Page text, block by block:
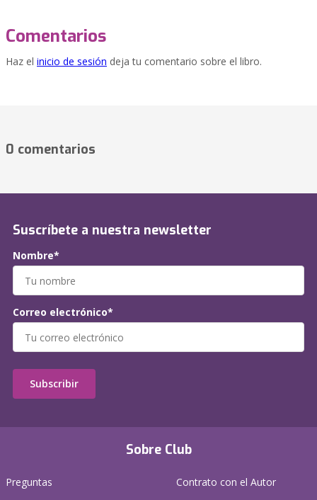
Comentarios
Haz el inicio de sesión deja tu comentario sobre el libro.
0 comentarios
Sobre Club
Preguntas
Contrato con el Autor
Suscríbete a nuestra newsletter
Nombre*
Correo electrónico*
Subscribir